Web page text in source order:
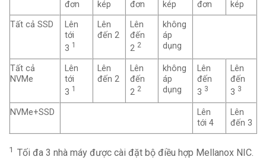
đơn
kép
đơn
kép
đơn
kép
Tất cả SSD
Lên
tới
3 1
Lên
đến 2
Lên
đến
2 2
không
áp
dụng
Tất cả
NVMe
Lên
tới
3 1
Lên
đến 2
Lên
đến
2 2
không
áp
dụng
Lên
đến
3 3
Lên
đến
3 3
NVMe+SSD
Lên
tới 4
Lên
đến 3
1 Tối đa 3 nhà máy được cài đặt bộ điều hợp Mellanox NIC.